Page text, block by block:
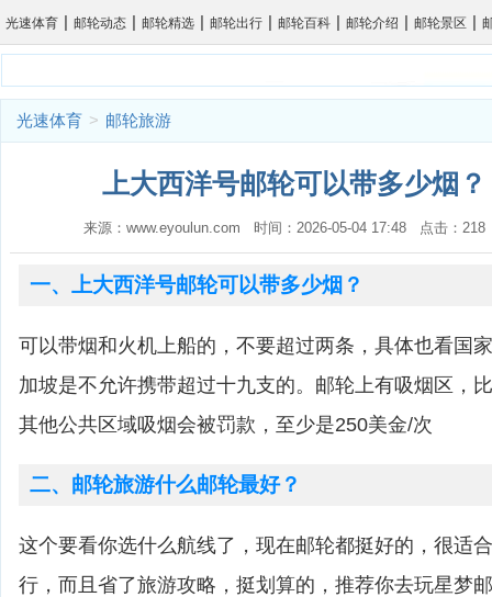
光速体育 | 邮轮动态 | 邮轮精选 | 邮轮出行 | 邮轮百科 | 邮轮介绍 | 邮轮景区 |
光速体育 > 邮轮旅游
上大西洋号邮轮可以带多少烟
来源：www.eyoulun.com 时间：2026-05-04 17:48 点击：
一、上大西洋号邮轮可以带多少烟？
可以带烟和火机上船的，不要超过两条，具体也看国
加坡是不允许携带超过十九支的。邮轮上有吸烟区，
其他公共区域吸烟会被罚款，至少是250美金/次
二、邮轮旅游什么邮轮最好？
这个要看你选什么航线了，现在邮轮都挺好的，很适
行，而且省了旅游攻略，挺划算的，推荐你去玩星梦